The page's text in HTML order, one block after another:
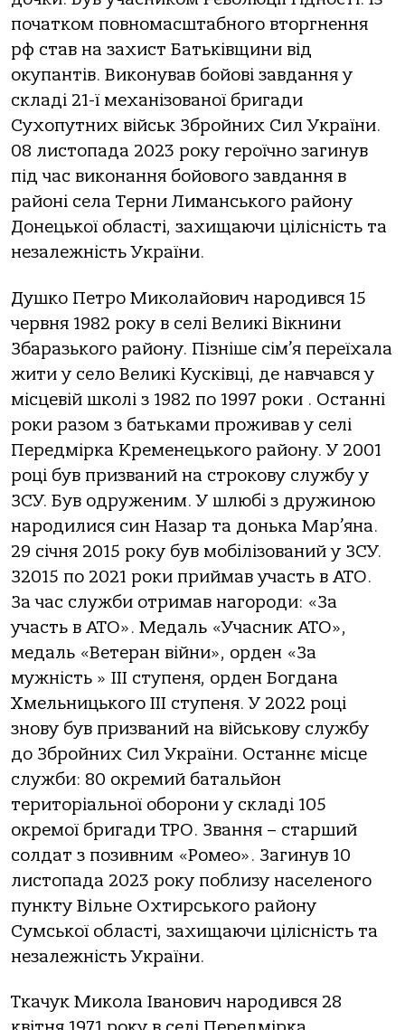
початком повномасштабного вторгнення
рф став на захист Батьківщини від
окупантів. Виконував бойові завдання у
складі 21-ї механізованої бригади
Сухопутних військ Збройних Сил України.
08 листопада 2023 року героїчно загинув
під час виконання бойового завдання в
районі села Терни Лиманського району
Донецької області, захищаючи цілісність та
незалежність України.
Душко Петро Миколайович народився 15
червня 1982 року в селі Великі Вікнини
Збаразького району. Пізніше сім’я переїхала
жити у село Великі Кусківці, де навчався у
місцевій школі з 1982 по 1997 роки . Останні
роки разом з батьками проживав у селі
Передмірка Кременецького району. У 2001
році був призваний на строкову службу у
ЗСУ. Був одруженим. У шлюбі з дружиною
народилися син Назар та донька Мар’яна.
29 січня 2015 року був мобілізований у ЗСУ.
З2015 по 2021 роки приймав участь в АТО.
За час служби отримав нагороди: «За
участь в АТО». Медаль «Учасник АТО»,
медаль «Ветеран війни», орден «За
мужність » ІІІ ступеня, орден Богдана
Хмельницького ІІІ ступеня. У 2022 році
знову був призваний на військову службу
до Збройних Сил України. Останнє місце
служби: 80 окремий батальйон
територіальної оборони у складі 105
окремої бригади ТРО. Звання – старший
солдат з позивним «Ромео». Загинув 10
листопада 2023 року поблизу населеного
пункту Вільне Охтирського району
Сумської області, захищаючи цілісність та
незалежність України.
Ткачук Микола Іванович народився 28